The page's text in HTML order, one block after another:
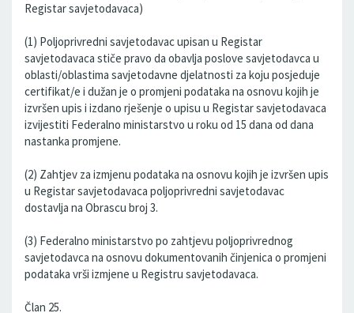
Registar savjetodavaca)
(1) Poljoprivredni savjetodavac upisan u Registar
savjetodavaca stiče pravo da obavlja poslove savjetodavca u
oblasti/oblastima savjetodavne djelatnosti za koju posjeduje
certifikat/e i dužan je o promjeni podataka na osnovu kojih je
izvršen upis i izdano rješenje o upisu u Registar savjetodavaca
izvijestiti Federalno ministarstvo u roku od 15 dana od dana
nastanka promjene.
(2) Zahtjev za izmjenu podataka na osnovu kojih je izvršen upis
u Registar savjetodavaca poljoprivredni savjetodavac
dostavlja na Obrascu broj 3.
(3) Federalno ministarstvo po zahtjevu poljoprivrednog
savjetodavca na osnovu dokumentovanih činjenica o promjeni
podataka vrši izmjene u Registru savjetodavaca.
Član 25.